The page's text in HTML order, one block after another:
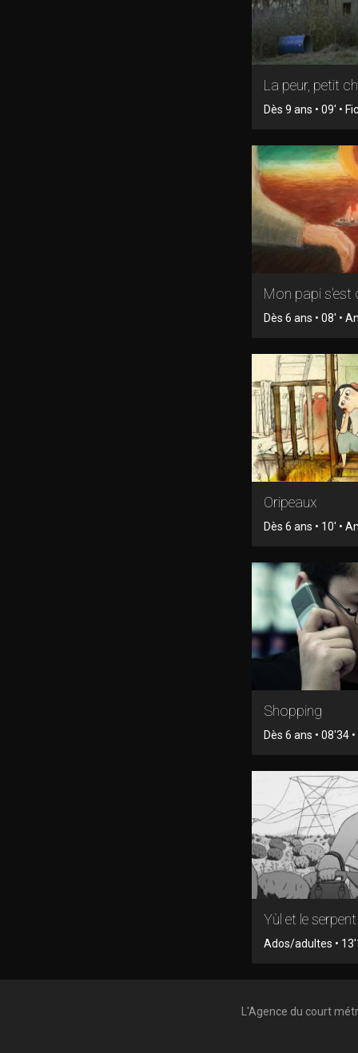
La peur, petit
Dès 9 ans • 09' •
Mon papi s'est
Dès 6 ans • 08' •
Oripeaux
Dès 6 ans • 10' •
Shopping
Dès 6 ans • 08'34
Yùl et le serpent
Ados/adultes •
L'Agence du court